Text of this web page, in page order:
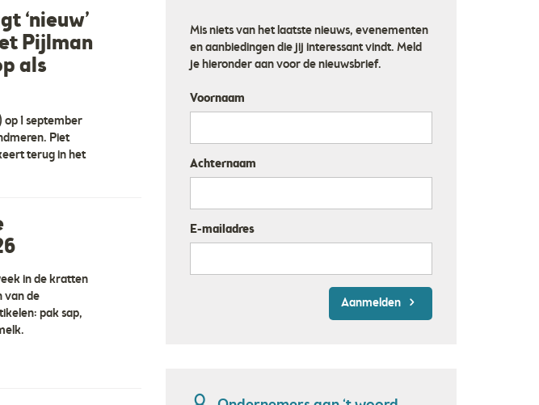
‘nieuw’
Pijlman
als
1 september
Piet
terug in het
in de kratten
van de
pak sap,
Mis niets van het laatste nieuws, evenementen
en aanbiedingen die jij interessant vindt. Meld
je hieronder aan voor de nieuwsbrief.
Voornaam
Achternaam
E-mailadres
Aanmelden